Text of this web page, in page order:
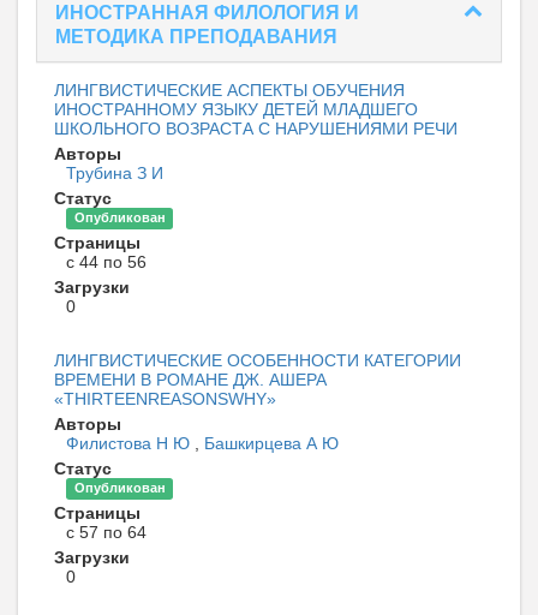
ИНОСТРАННАЯ ФИЛОЛОГИЯ И
МЕТОДИКА ПРЕПОДАВАНИЯ
ЛИНГВИСТИЧЕСКИЕ АСПЕКТЫ ОБУЧЕНИЯ
ИНОСТРАННОМУ ЯЗЫКУ ДЕТЕЙ МЛАДШЕГО
ШКОЛЬНОГО ВОЗРАСТА С НАРУШЕНИЯМИ РЕЧИ
Авторы
Трубина З И
Статус
Опубликован
Страницы
с 44 по 56
Загрузки
0
ЛИНГВИСТИЧЕСКИЕ ОСОБЕННОСТИ КАТЕГОРИИ
ВРЕМЕНИ В РОМАНЕ ДЖ. АШЕРА
«THIRTEENREASONSWHY»
Авторы
Филистова Н Ю
Башкирцева А Ю
Статус
Опубликован
Страницы
с 57 по 64
Загрузки
0